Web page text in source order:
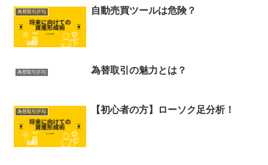
為替取引(FX) 自動売買ツールは危険？
為替取引(FX) 為替取引の魅力とは？
為替取引(FX) 【初心者の方】ローソク足分析！